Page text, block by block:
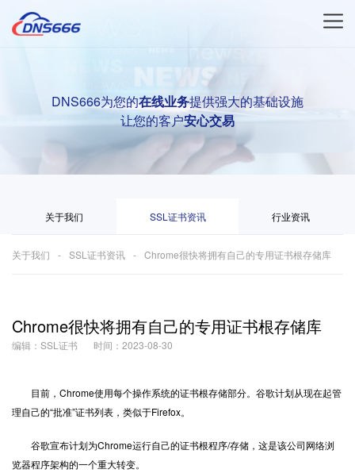
DNS666为您的在线业务提供强大的基础设施
让您的客户安心交易
关于我们 SSL证书资讯 行业资讯
关于我们 SSL证书资讯 Chrome很快将拥有自己的专用证书根存储库
Chrome很快将拥有自己的专用证书根存储库
编辑：SSL证书 时间：2023-08-30
目前，Chrome使用每个操作系统的证书根存储部分。谷歌计划从现在起管
理自己的“批准”证书列表，类似于Firefox。
谷歌宣布计划为Chrome运行自己的证书根程序/存储，这是该公司网络浏
览器程序架构的一个重大转变。